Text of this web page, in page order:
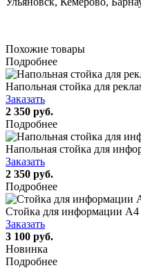
Похожие товары
Подробнее
Напольная стойка для
Заказать
2 350 руб.
Подробнее
Напольная стойка для
Заказать
2 350 руб.
Подробнее
Стойка для информации А4
Заказать
3 100 руб.
Новинка
Подробнее